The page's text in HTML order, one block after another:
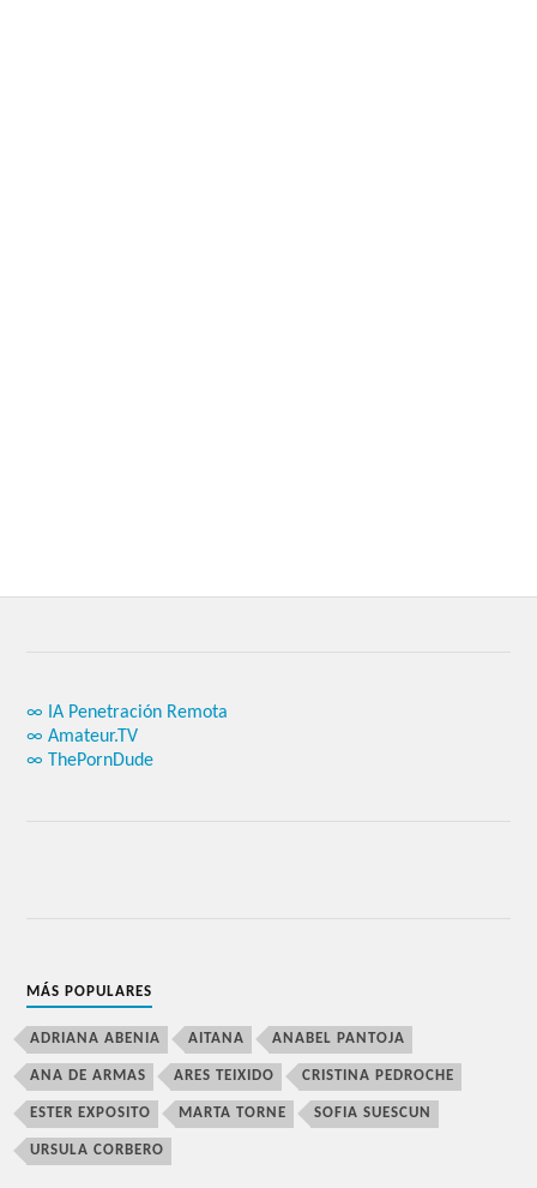
∞ IA Penetración Remota
∞ Amateur.TV
∞ ThePornDude
MÁS POPULARES
ADRIANA ABENIA AITANA ANABEL PANTOJA
ANA DE ARMAS ARES TEIXIDO CRISTINA PEDROCHE
ESTER EXPOSITO MARTA TORNE SOFIA SUESCUN
URSULA CORBERO